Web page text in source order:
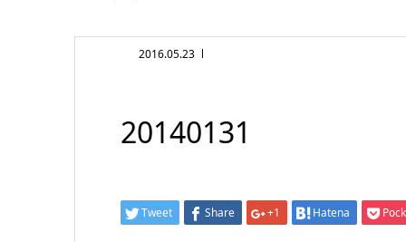
2016.05.23
20140131
Tweet Share +1 Hatena